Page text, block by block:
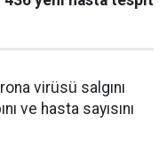
virüsü salgını
ve hasta sayısını